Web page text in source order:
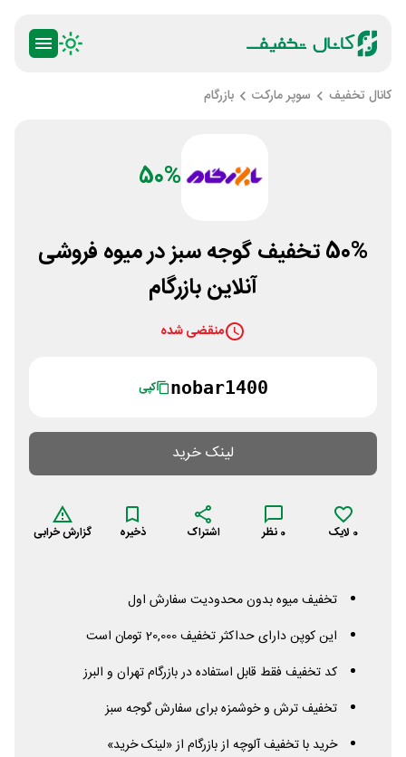
کانال تخفیف سوپر مارکت بازرگام
50%
50% تخفیف گوجه سبز در میوه فروشی
آنلاین بازرگام
منقضی شده
nobar1400 کپی
لینک خرید
0 لایک 0 نظر اشتراک ذخیره گزارش خرابی
تخفیف میوه بدون محدودیت سفارش اول
این کوپن دارای حداکثر تخفیف 20,000 تومان است
کد تخفیف فقط قابل استفاده در بازرگام تهران و البرز
تخفیف ترش و خوشمزه برای سفارش گوجه سبز
خرید با تخفیف آلوچه از بازرگام از «لینک خرید»